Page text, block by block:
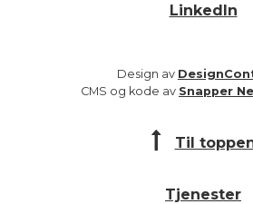
LinkedIn
Design av
CMS og kode av Snapper
Til
Tjenester